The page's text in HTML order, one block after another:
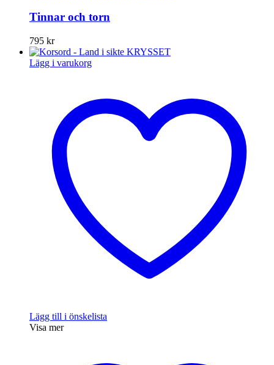
Tinnar och torn
795 kr
Lägg i varukorg
Lägg till i önskelista
Visa mer